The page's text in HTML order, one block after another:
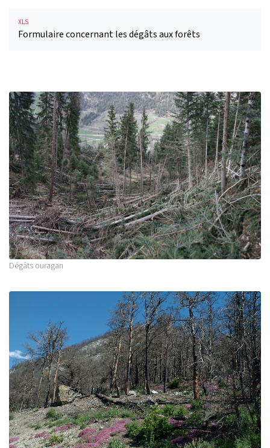
XLS
Formulaire concernant les dégâts aux forêts
Dégâts ouragan